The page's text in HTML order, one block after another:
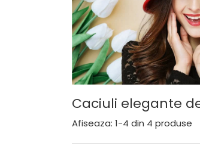
Caciuli elegante
Afiseaza: 1-4 din 4 produse